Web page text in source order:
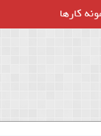
کارها